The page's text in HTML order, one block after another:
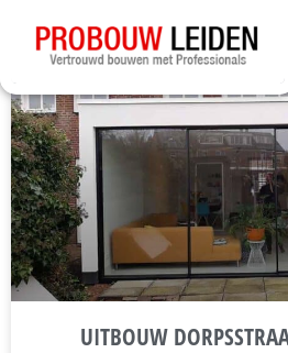
UITBOUW